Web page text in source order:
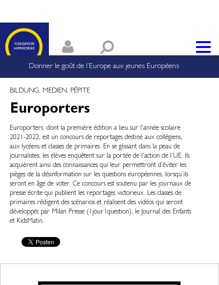
Donner le goût de l’Europe aux jeunes Européens
BILDUNG, MEDIEN, PÉPITE
Europorters
Europorters, dont la première édition a lieu sur l’année scolaire
2021-2022, est un concours de reportages destiné aux collégiens,
aux lycéens et classes de primaires. En se glissant dans la peau de
journalistes, les élèves enquêtent sur la portée de l’action de l’UE. Ils
acquièrent ainsi des connaissances qui leur permettront d’éviter les
pièges de la désinformation sur les questions européennes, lorsqu’ils
seront en âge de voter. Ce concours est soutenu par les journaux de
presse écrite qui publient les reportages victorieux. Les classes de
primaires rédigent des scénarios et réalisent des vidéos qui seront
développés par Milan Presse (1jour1question), le Journal des Enfants
et KidsMatin.